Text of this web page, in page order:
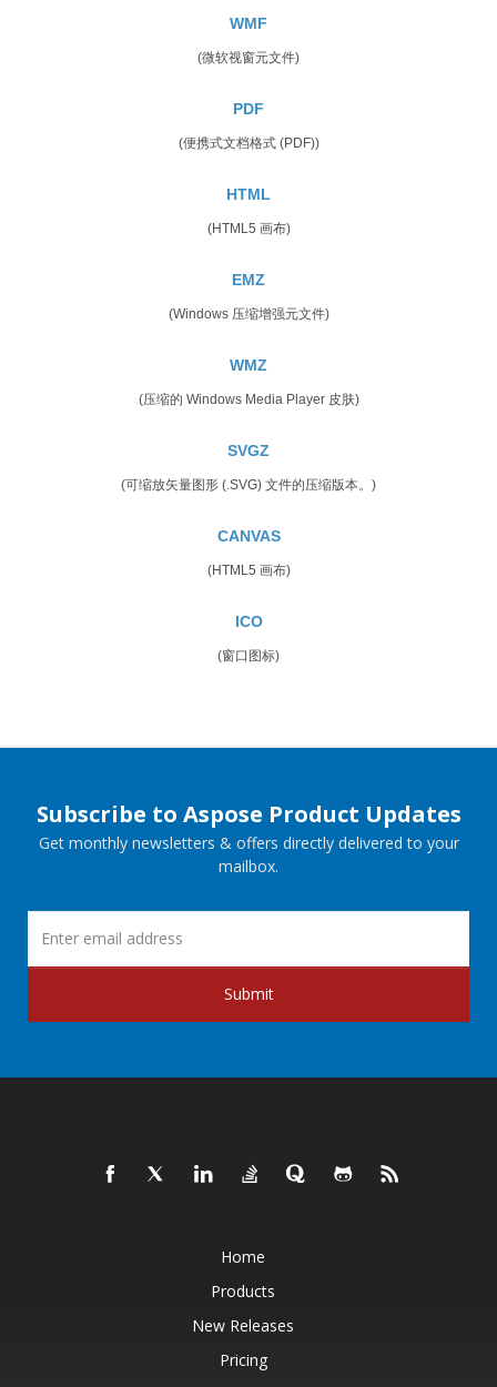
WMF
(微软视窗元文件)
PDF
(便携式文档格式 (PDF))
HTML
(HTML5 画布)
EMZ
(Windows 压缩增强元文件)
WMZ
(压缩的 Windows Media Player 皮肤)
SVGZ
(可缩放矢量图形 (.SVG) 文件的压缩版本。)
CANVAS
(HTML5 画布)
ICO
(窗口图标)
Subscribe to Aspose Product Updates
Get monthly newsletters & offers directly delivered to your
mailbox.
Submit
Home
Products
New Releases
Pricing